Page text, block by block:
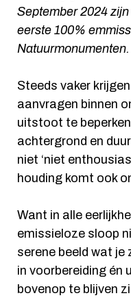
September 2024
eerste 100%
Natuurmonumenten.
Steeds vaker
aanvragen binnen
uitstoot te
achtergrond en
niet ‘niet
houding komt ook
Want in alle
emissieloze sloop
serene beeld wat je
in voorbereiding én
bovenop te blijven